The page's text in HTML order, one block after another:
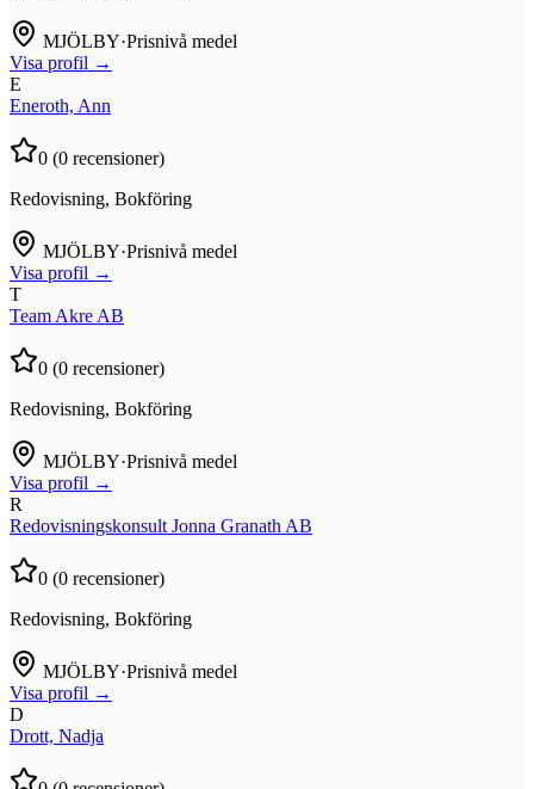
MJÖLBY·Prisnivå medel
Visa profil →
E
Eneroth, Ann
0 (0 recensioner)
Redovisning, Bokföring
MJÖLBY·Prisnivå medel
Visa profil →
T
Team Akre AB
0 (0 recensioner)
Redovisning, Bokföring
MJÖLBY·Prisnivå medel
Visa profil →
R
Redovisningskonsult Jonna Granath AB
0 (0 recensioner)
Redovisning, Bokföring
MJÖLBY·Prisnivå medel
Visa profil →
D
Drott, Nadja